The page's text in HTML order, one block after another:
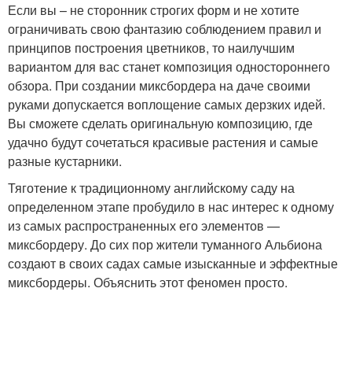
Если вы – не сторонник строгих форм и не хотите
ограничивать свою фантазию соблюдением правил и
принципов построения цветников, то наилучшим
вариантом для вас станет композиция одностороннего
обзора. При создании миксбордера на даче своими
руками допускается воплощение самых дерзких идей.
Вы сможете сделать оригинальную композицию, где
удачно будут сочетаться красивые растения и самые
разные кустарники.
Тяготение к традиционному английскому саду на
определенном этапе пробудило в нас интерес к одному
из самых распространенных его элементов —
миксбордеру. До сих пор жители туманного Альбиона
создают в своих садах самые изысканные и эффектные
миксбордеры. Объяснить этот феномен просто.